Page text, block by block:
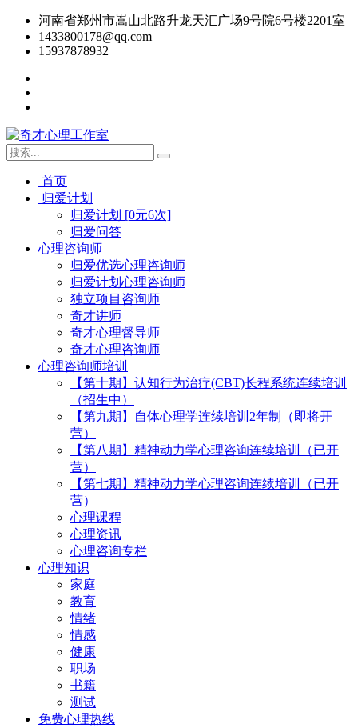
河南省郑州市嵩山北路升龙天汇广场9号院6号楼2201室
1433800178@qq.com
15937878932
首页
归爱计划
归爱计划 [0元6次]
归爱问答
心理咨询师
归爱优选心理咨询师
归爱计划心理咨询师
独立项目咨询师
奇才讲师
奇才心理督导师
奇才心理咨询师
心理咨询师培训
【第十期】认知行为治疗(CBT)长程系统连续培训
（招生中）
【第九期】自体心理学连续培训2年制（即将开
营）
【第八期】精神动力学心理咨询连续培训（已开
营）
【第七期】精神动力学心理咨询连续培训（已开
营）
心理课程
心理资讯
心理咨询专栏
心理知识
家庭
教育
情绪
情感
健康
职场
书籍
测试
免费心理热线